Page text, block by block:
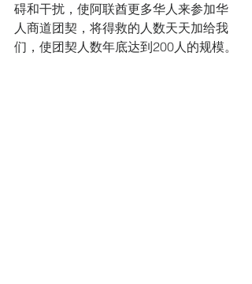
碍和干扰，使阿联酋更多华人来参加华
人商道团契，将得救的人数天天加给我
们，使团契人数年底达到200人的规模。